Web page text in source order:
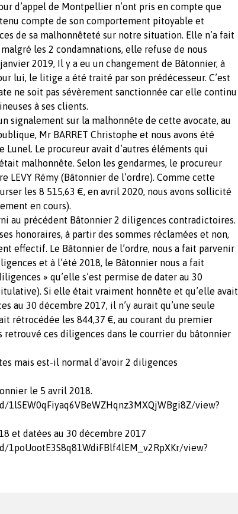
d’appel de Montpellier n’ont pris en compte que
compte de son comportement pitoyable et
de sa malhonnêteté sur notre situation. Elle n’a fait
les 2 condamnations, elle refuse de nous
2019, Il y a eu un changement de Bâtonnier, à
lui, le litige a été traité par son prédécesseur. C’est
ne soit pas sévèrement sanctionnée car elle continu
à ses clients.
signalement sur la malhonnête de cette avocate, au
Mr BARRET Christophe et nous avons été
Lunel. Le procureur avait d’autres éléments qui
malhonnête. Selon les gendarmes, le procureur
LEVY Rémy (Bâtonnier de l’ordre). Comme cette
les 8 515,63 €, en avril 2020, nous avons sollicité
en cours).
au précédent Bâtonnier 2 diligences contradictoires.
honoraires, à partir des sommes réclamées et non,
effectif. Le Bâtonnier de l’ordre, nous a fait parvenir
et à l’été 2018, le Bâtonnier nous a fait
» qu’elle s’est permise de dater au 30
Si elle était vraiment honnête et qu’elle avait
au 30 décembre 2017, il n’y aurait qu’une seule
rétrocédée les 844,37 €, au courant du premier
retrouvé ces diligences dans le courrier du bâtonnier
mais est-il normal d’avoir 2 diligences
le 5 avril 2018.
view?
et datées au 30 décembre 2017
view?